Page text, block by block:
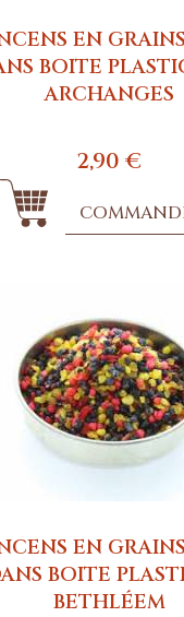
EN
BOITE
ARCHANGES
2,90 €
EN
BOITE
BETHLÉEM